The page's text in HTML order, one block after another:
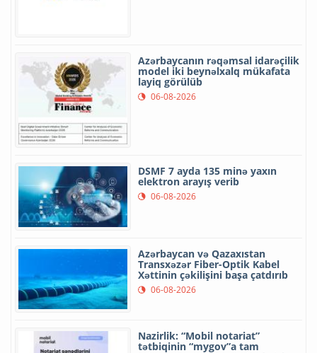
Azərbaycanın rəqəmsal idarəçilik
model iki beynəlxalq mükafata
layiq görülüb
06-08-2026
DSMF 7 ayda 135 minə yaxın
elektron arayış verib
06-08-2026
Azərbaycan və Qazaxıstan
Transxəzər Fiber-Optik Kabel
Xəttinin çəkilişini başa çatdırıb
06-08-2026
Nazirlik: “Mobil notariat”
tətbiqinin “mygov”a tam